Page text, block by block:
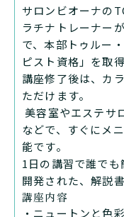
サロンビオーナの
ラチナトレーナー
で、本部トゥルー
ピスト資格」を取
講座修了後は、カ
ただけます。
美容室やエステサ
などで、すぐにメ
能です。
1日の講習で誰で
開発された、解説
講座内容
・ニュートンと色